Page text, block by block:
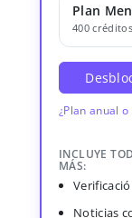
Plan
400
¿Plan anual
INCLUYE
MÁS:
Noticias